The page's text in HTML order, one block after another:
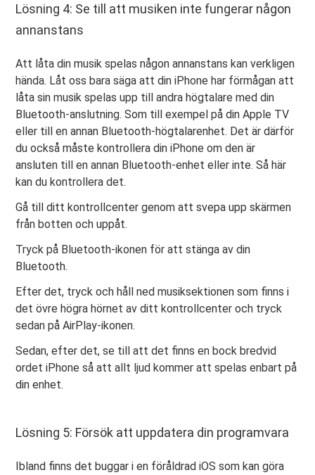
Lösning 4: Se till att musiken inte fungerar någon
annanstans
Att låta din musik spelas någon annanstans kan verkligen
hända. Låt oss bara säga att din iPhone har förmågan att
låta sin musik spelas upp till andra högtalare med din
Bluetooth-anslutning. Som till exempel på din Apple TV
eller till en annan Bluetooth-högtalarenhet. Det är därför
du också måste kontrollera din iPhone om den är
ansluten till en annan Bluetooth-enhet eller inte. Så här
kan du kontrollera det.
Gå till ditt kontrollcenter genom att svepa upp skärmen
från botten och uppåt.
Tryck på Bluetooth-ikonen för att stänga av din
Bluetooth.
Efter det, tryck och håll ned musiksektionen som finns i
det övre högra hörnet av ditt kontrollcenter och tryck
sedan på AirPlay-ikonen.
Sedan, efter det, se till att det finns en bock bredvid
ordet iPhone så att allt ljud kommer att spelas enbart på
din enhet.
Lösning 5: Försök att uppdatera din programvara
Ibland finns det buggar i en föråldrad iOS som kan göra